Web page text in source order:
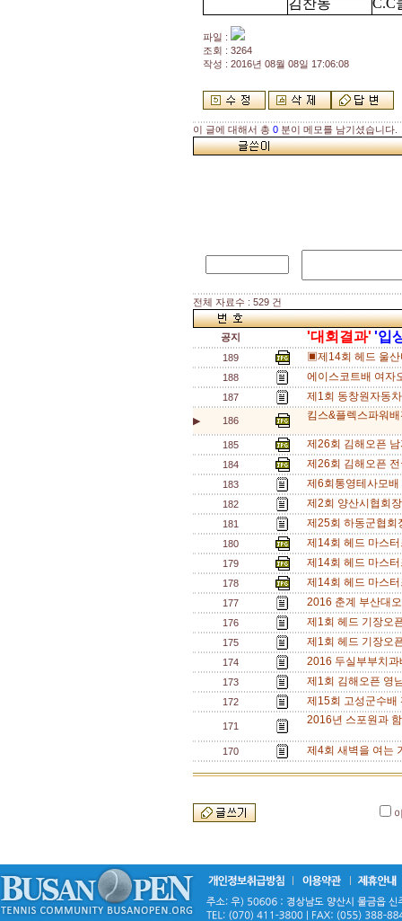
김찬동
C.C
파일 :
조회 : 3264
작성 : 2016년 08월 08일 17:06:08
이 글에 대해서 총 0 분이 메모를 남기셨습니다.
전체 자료수 : 529 건
공지 '대회결과' '입
189 ▣제14회 헤드 울
188 에이스코트배 여자
187 제1회 동창원자동
▶ 186 킴스&플렉스파워
185 제26회 김해오픈
184 제26회 김해오픈
183 제6회통영테사모
182 제2회 양산시협회
181 제25회 하동군협
180 제14회 헤드 마스
179 제14회 헤드 마스
178 제14회 헤드 마스
177 2016 춘계 부산대
176 제1회 헤드 기장오
175 제1회 헤드 기장오
174 2016 두실부부치
173 제1회 김해오픈 영
172 제15회 고성군수
171 2016년 스포원과
170 제4회 새벽을 여는